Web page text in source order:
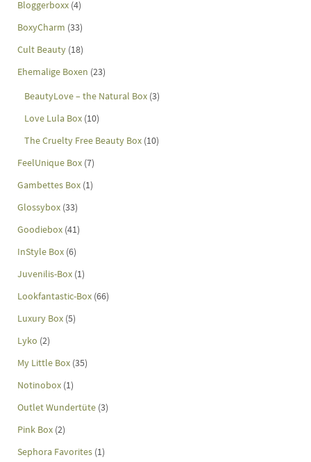
Bloggerboxx (4)
BoxyCharm (33)
Cult Beauty (18)
Ehemalige Boxen (23)
BeautyLove – the Natural Box (3)
Love Lula Box (10)
The Cruelty Free Beauty Box (10)
FeelUnique Box (7)
Gambettes Box (1)
Glossybox (33)
Goodiebox (41)
InStyle Box (6)
Juvenilis-Box (1)
Lookfantastic-Box (66)
Luxury Box (5)
Lyko (2)
My Little Box (35)
Notinobox (1)
Outlet Wundertüte (3)
Pink Box (2)
Sephora Favorites (1)